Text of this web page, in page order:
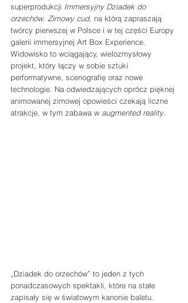
superprodukcji Immersyjny Dziadek do
orzechów. Zimowy cud, na którą zapraszają
twórcy pierwszej w Polsce i w tej części Europy
galerii immersyjnej Art Box Experience
Widowisko to wciągający, wielozmysłowy
projekt, który łączy w sobie sztuki
performatywne, scenografię oraz nowe
technologie. Na odwiedzających oprócz pięknej
animowanej zimowej opowieści czekają liczne
atrakcje, w tym zabawa w augmented reality.
„Dziadek do orzechów” to jeden z tych
ponadczasowych spektakli, które na stałe
zapisały się w światowym kanonie baletu.